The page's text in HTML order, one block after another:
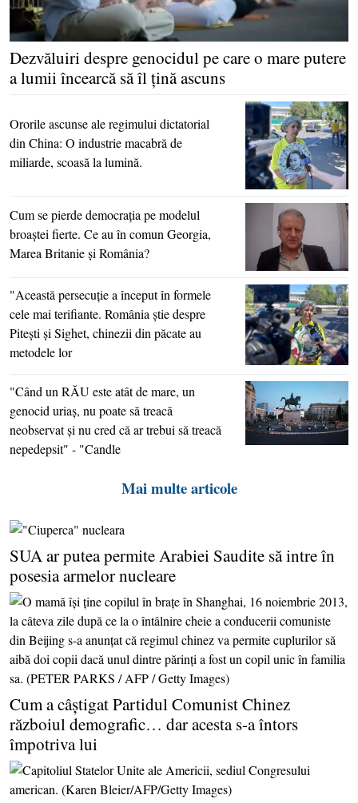
Dezvăluiri despre genocidul pe care o mare putere
a lumii încearcă să îl ţină ascuns
Ororile ascunse ale regimului dictatorial
din China: O industrie macabră de
miliarde, scoasă la lumină.
Cum se pierde democraţia pe modelul
broaştei fierte. Ce au în comun Georgia,
Marea Britanie şi România?
"Această persecuţie a început în formele
cele mai terifiante. România ştie despre
Piteşti şi Sighet, chinezii din păcate au
metodele lor
"Când un RĂU este atât de mare, un
genocid uriaş, nu poate să treacă
neobservat şi nu cred că ar trebui să treacă
nepedepsit" - "Candle
Mai multe articole
SUA ar putea permite Arabiei Saudite să intre în
posesia armelor nucleare
Cum a câştigat Partidul Comunist Chinez
războiul demografic… dar acesta s-a întors
împotriva lui